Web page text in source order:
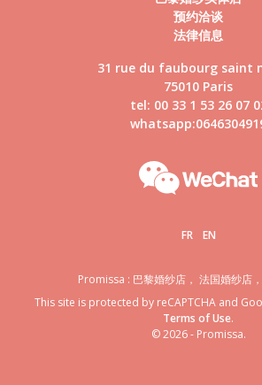
预约洽谈
法律信息
31 rue du faubourg saint
75010 Paris
tel: 00 33 1 53 26 07
FR EN
Promissa : 巴黎婚纱店， 法国婚纱店
This site is protected by reCAPTCHA and
Terms of Use.
© 2026 - Promissa.